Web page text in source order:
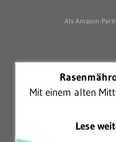
Als Amazon-
Mit einem alten
Lese